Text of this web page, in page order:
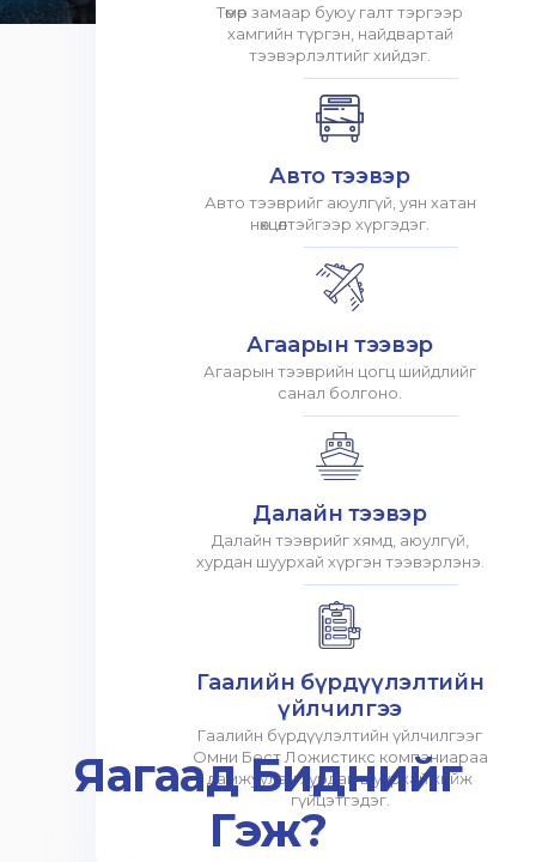
Төмөр замаар буюу галт тэргээр
хамгийн түргэн, найдвартай
тээвэрлэлтийг хийдэг.
Авто тээвэр
Авто тээврийг аюулгүй, уян хатан
нөхцөлтэйгээр хүргэдэг.
Агаарын тээвэр
Агаарын тээврийн цогц шийдлийг
санал болгоно.
Далайн тээвэр
Далайн тээврийг хямд, аюулгүй,
хурдан шуурхай хүргэн тээвэрлэнэ.
Гаалийн бүрдүүлэлтийн
үйлчилгээ
Гаалийн бүрдүүлэлтийн үйлчилгээг
Омни Бест Ложистикс компаниараа
дамжуулан хурдан шуурхай хийж
гүйцэтгэдэг.
Яагаад Биднийг
Гэж?